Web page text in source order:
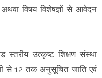
विषय विशेषज्ञों से आवेदन
स्तरीय उत्कृष्ट शिक्षण संस्था
से 12 तक अनुसूचित जाति एवं